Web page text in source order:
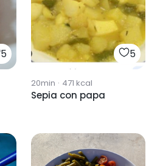
5 5
20min · 471 kcal
Sepia con papa